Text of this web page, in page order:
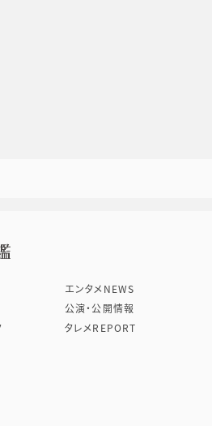
エンタメNEWS
公演・公開情報
タレメREPORT
株式会社 VIPタイムズ社